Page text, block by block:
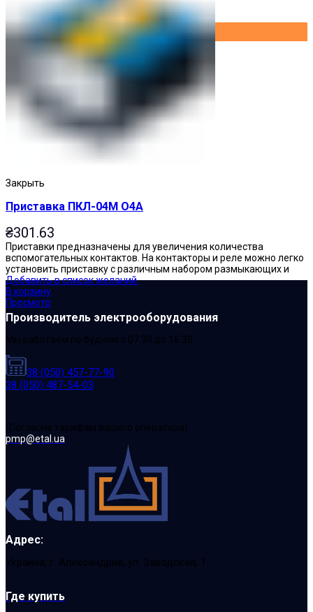
Закрыть
Приставка ПКЛ-04М О4А
₴301.63
Приставки предназначены для увеличения количества
вспомогательных контактов. На контакторы и реле можно легко
установить приставку с различным набором размыкающих и
Добавить в список желаний
В корзину
Просмотр
Производитель электрооборудования
Мы работаем по будням с 07:30 до 16:30
38 (050) 457-77-90
38 (050) 487-54-03
(Cогласно тарифам вашего оператора)
pmp@etal.ua
Адрес:
Украина, г. Александрия, ул. Заводская, 1
Где купить